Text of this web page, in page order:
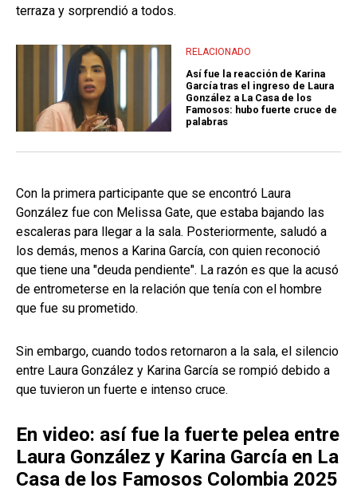
terraza y sorprendió a todos.
RELACIONADO
Así fue la reacción de Karina
García tras el ingreso de Laura
González a La Casa de los
Famosos: hubo fuerte cruce de
palabras
Con la primera participante que se encontró Laura
González fue con Melissa Gate, que estaba bajando las
escaleras para llegar a la sala. Posteriormente, saludó a
los demás, menos a Karina García, con quien reconoció
que tiene una "deuda pendiente". La razón es que la acusó
de entrometerse en la relación que tenía con el hombre
que fue su prometido.
Sin embargo, cuando todos retornaron a la sala, el silencio
entre Laura González y Karina García se rompió debido a
que tuvieron un fuerte e intenso cruce.
En video: así fue la fuerte pelea entre
Laura González y Karina García en La
Casa de los Famosos Colombia 2025